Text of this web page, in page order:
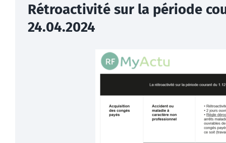
Rétroactivité sur la période
24.04.2024